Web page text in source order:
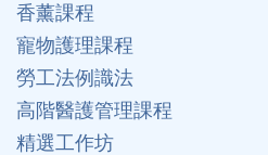
香薰課程
寵物護理課程
勞工法例識法
高階醫護管理課程
精選工作坊